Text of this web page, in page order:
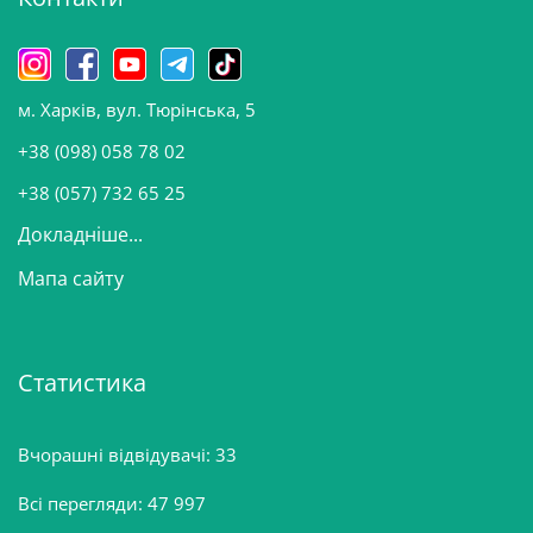
н
о
в
и
м. Харків, вул. Тюрінська, 5
+38 (098) 058 78 02
+38 (057) 732 65 25
Докладніше...
Мапа сайту
Статистика
Вчорашні відвідувачі: 33
Всі перегляди: 47 997